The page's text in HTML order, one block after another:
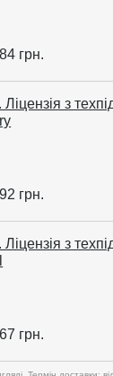
грн.
з
грн.
з
грн.